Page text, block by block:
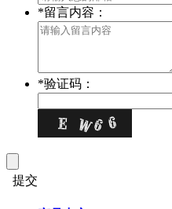
*留言内容：
*验证码：
提交